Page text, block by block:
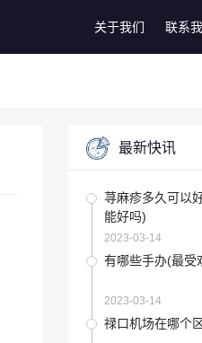
关于我们 联系
最新快讯
荨麻疹多久可以
能好吗)
2023-03-14
有哪些手办(最受
2023-03-14
禄口机场在哪个